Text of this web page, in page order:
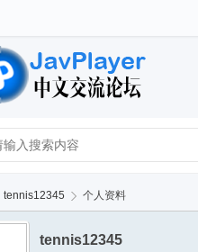
tennis12345 个人资料
tennis12345